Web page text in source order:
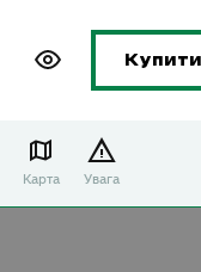
Карта Увага